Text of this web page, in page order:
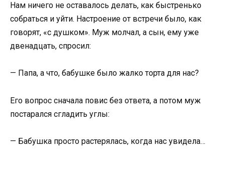
Нам ничего не оставалось делать, как быстренько
собраться и уйти. Настроение от встречи было, как
говорят, «с душком». Муж молчал, а сын, ему уже
двенадцать, спросил:
— Папа, а что, бабушке было жалко торта для нас?
Его вопрос сначала повис без ответа, а потом муж
постарался сгладить углы:
— Бабушка просто растерялась, когда нас увидела…